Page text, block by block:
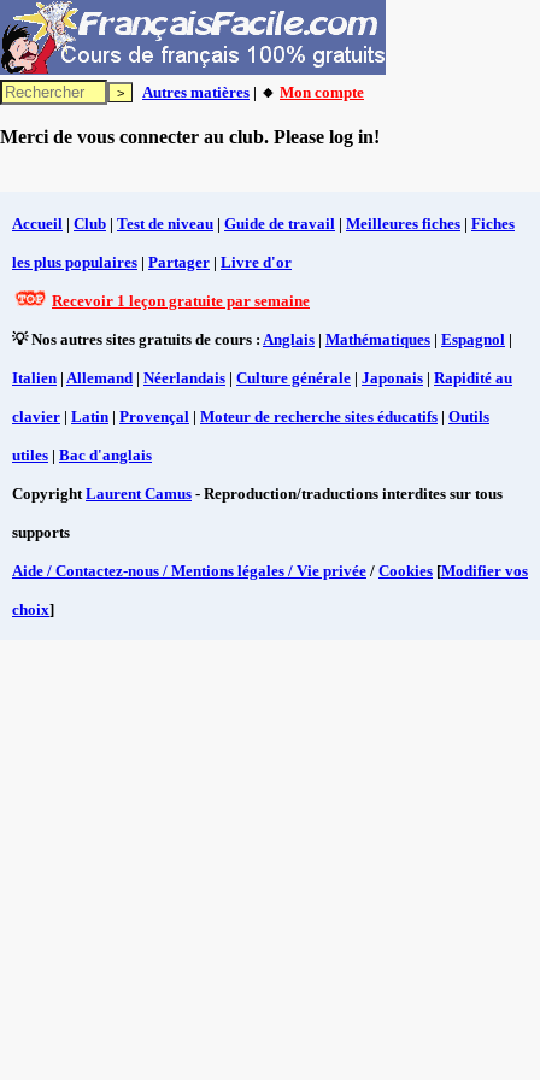
Autres matières | 🔸 Mon compte
Merci de vous connecter au club. Please log in!
Accueil | Club | Test de niveau | Guide de travail | Meilleures fiches | Fiches
les plus populaires | Partager | Livre d'or
Recevoir 1 leçon gratuite par semaine
💡 Nos autres sites gratuits de cours : Anglais | Mathématiques | Espagnol |
Italien | Allemand | Néerlandais | Culture générale | Japonais | Rapidité au
clavier | Latin | Provençal | Moteur de recherche sites éducatifs | Outils
utiles | Bac d'anglais
CopyrightLaurent Camus - Reproduction/traductions interdites sur tous
supports
Aide / Contactez-nous / Mentions légales / Vie privée / Cookies [Modifier vos
choix]